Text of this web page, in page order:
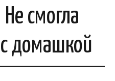
смогла
домашкой